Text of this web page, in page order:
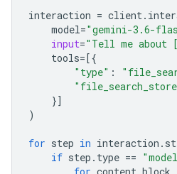
interaction = client.
model="gemini-3.6-
input="Tell me about
tools=[{
"type" :
}]
)
for step in interaction .
if step . type ==